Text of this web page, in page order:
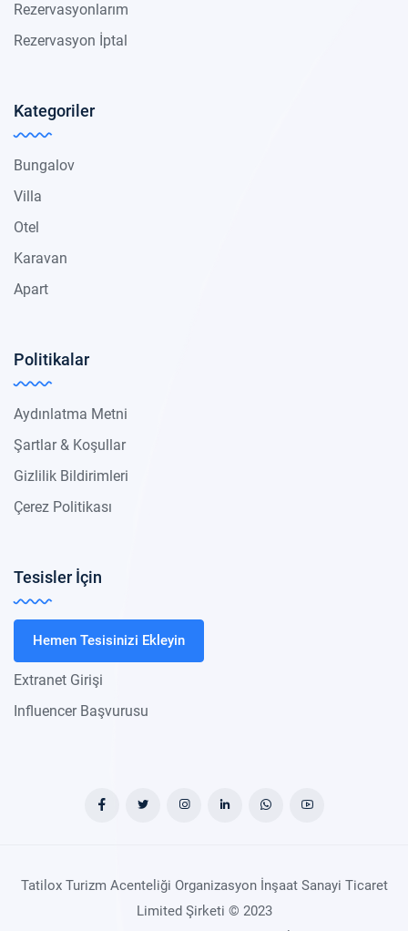
Rezervasyonlarım
Rezervasyon İptal
Kategoriler
Bungalov
Villa
Otel
Karavan
Apart
Politikalar
Aydınlatma Metni
Şartlar & Koşullar
Gizlilik Bildirimleri
Çerez Politikası
Tesisler İçin
Hemen Tesisinizi Ekleyin
Extranet Girişi
Influencer Başvurusu
Tatilox Turizm Acenteliği Organizasyon İnşaat Sanayi Ticaret
Limited Şirketi © 2023